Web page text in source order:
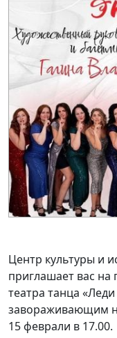
Центр культуры и
приглашает вас
театра танца
завораживающим
15 феврали в 17.00.